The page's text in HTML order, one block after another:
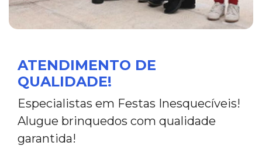
ATENDIMENTO DE
QUALIDADE!
Especialistas em Festas Inesquecíveis!
Alugue brinquedos com qualidade
garantida!